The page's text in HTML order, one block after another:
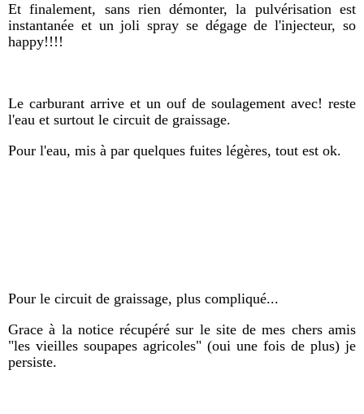
Et finalement, sans rien démonter, la pulvérisation est
instantanée et un joli spray se dégage de l'injecteur, so
happy!!!!
Le carburant arrive et un ouf de soulagement avec! reste
l'eau et surtout le circuit de graissage.
Pour l'eau, mis à par quelques fuites légères, tout est ok.
Pour le circuit de graissage, plus compliqué...
Grace à la notice récupéré sur le site de mes chers amis
"les vieilles soupapes agricoles" (oui une fois de plus) je
persiste.